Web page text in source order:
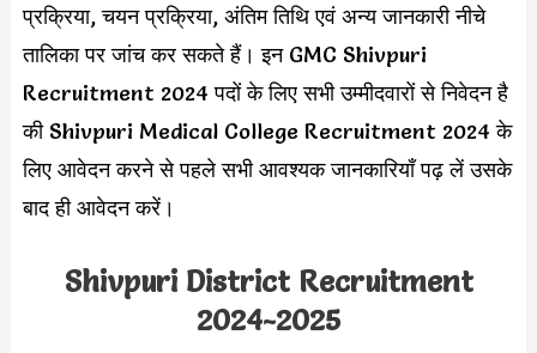
प्रक्रिया, चयन प्रक्रिया, अंतिम तिथि एवं अन्य जानकारी नीचे
तालिका पर जांच कर सकते हैं। इन GMC Shivpuri
Recruitment 2024 पदों के लिए सभी उम्मीदवारों से निवेदन है
की Shivpuri Medical College Recruitment 2024 के
लिए आवेदन करने से पहले सभी आवश्यक जानकारियाँ पढ़ लें उसके
बाद ही आवेदन करें।
Shivpuri District Recruitment
2024-2025